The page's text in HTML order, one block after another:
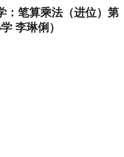
：笔算乘法（进位）第
李琳俐）